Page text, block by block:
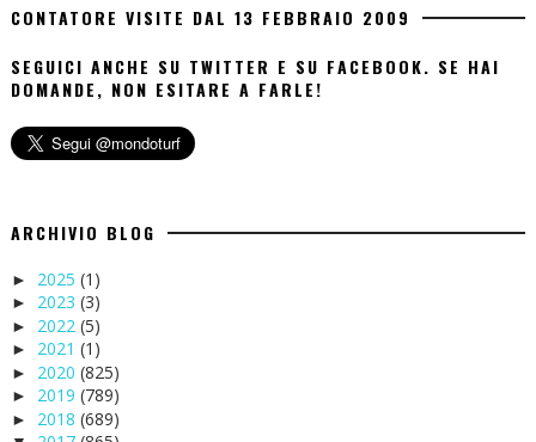
CONTATORE VISITE DAL 13 FEBBRAIO 2009
SEGUICI ANCHE SU TWITTER E SU FACEBOOK. SE HAI
DOMANDE, NON ESITARE A FARLE!
ARCHIVIO BLOG
► 2025 (1)
► 2023 (3)
► 2022 (5)
► 2021 (1)
► 2020 (825)
► 2019 (789)
► 2018 (689)